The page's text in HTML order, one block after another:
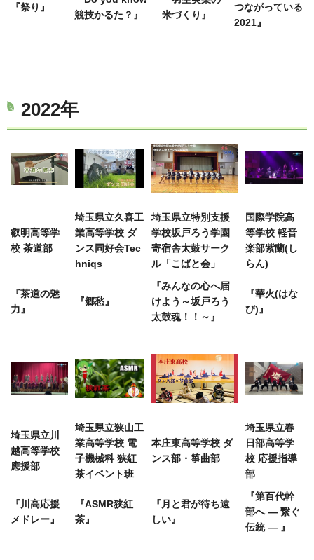
『祭り』
競技かるた？』
米づくり』
つながっている
2021』
2022年
叡明高等学
校 茶道部
埼玉県立久喜工
業高等学校 ダ
ンス同好会Tec
hniqs
埼玉県立特別支援
学校坂戸ろう学園
寄宿舎太鼓サーク
ル「こばと会」
国際学院高
等学校 軽音
楽部紫蘭(し
らん)
『茶道の魅
力』
『郷愁』
『みんなの心へ届
けよう～坂戸ろう
太鼓魂！！～』
『華火(はな
び)』
埼玉県立川
越高等学校
應援部
埼玉県立狭山工
業高等学校 電
子機械科 狭紅
茶イベント班
本庄東高等学校 ダ
ンス部・箏曲部
埼玉県立春
日部高等学
校 応援指導
部
『川高応援
メドレー』
『ASMR狭紅
茶』
『月と君が待ち遠
しい』
『第百代幹
部へ ― 繋ぐ
伝統 ― 』